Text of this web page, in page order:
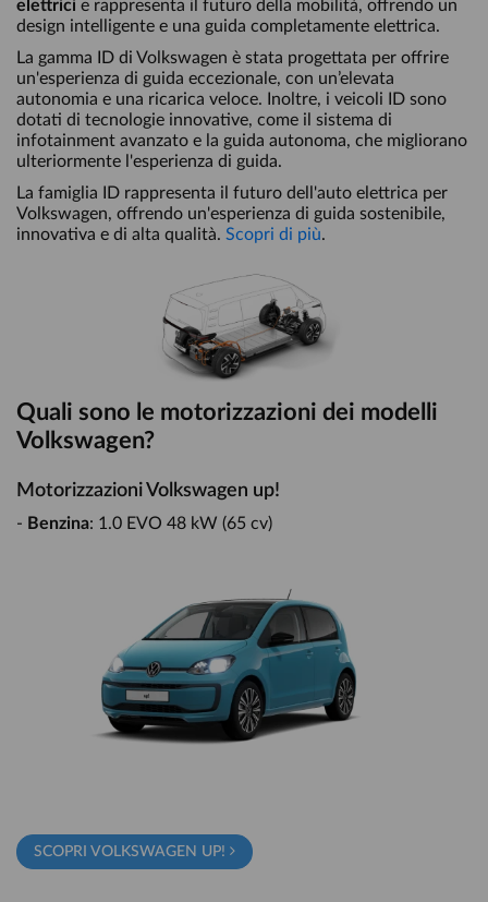
elettrici e rappresenta il futuro della mobilità, offrendo un
design intelligente e una guida completamente elettrica.
La gamma ID di Volkswagen è stata progettata per offrire
un'esperienza di guida eccezionale, con un’elevata
autonomia e una ricarica veloce. Inoltre, i veicoli ID sono
dotati di tecnologie innovative, come il sistema di
infotainment avanzato e la guida autonoma, che migliorano
ulteriormente l'esperienza di guida.
La famiglia ID rappresenta il futuro dell'auto elettrica per
Volkswagen, offrendo un'esperienza di guida sostenibile,
innovativa e di alta qualità. Scopri di più.
Quali sono le motorizzazioni dei modelli
Volkswagen?
Motorizzazioni Volkswagen up!
- Benzina: 1.0 EVO 48 kW (65 cv)
SCOPRI VOLKSWAGEN UP!